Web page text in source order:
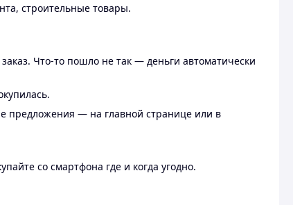
строительные товары.
Что-то пошло не так — деньги автоматически
предложения — на главной странице или в
со смартфона где и когда угодно.